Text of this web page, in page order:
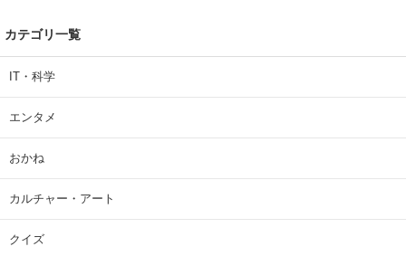
カテゴリ一覧
IT・科学
エンタメ
おかね
カルチャー・アート
クイズ